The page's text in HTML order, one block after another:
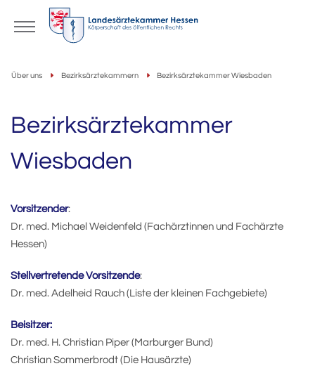
Über uns Bezirksärztekammern Bezirksärztekammer Wiesbaden
Bezirksärztekammer
Wiesbaden
Vorsitzender:
Dr. med. Michael Weidenfeld (Fachärztinnen und Fachärzte
Hessen)
Stellvertretende Vorsitzende:
Dr. med. Adelheid Rauch (Liste der kleinen Fachgebiete)
Beisitzer:
Dr. med. H. Christian Piper (Marburger Bund)
Christian Sommerbrodt (Die Hausärzte)